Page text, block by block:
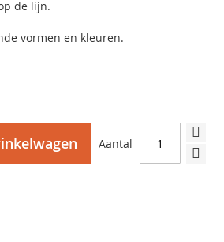
de lijn.
vormen en kleuren.
Aantal